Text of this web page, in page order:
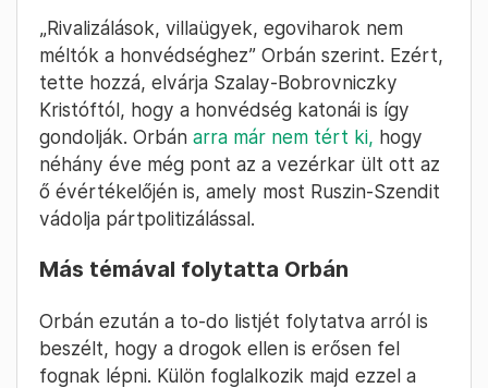
„Rivalizálások, villaügyek, egoviharok nem
méltók a honvédséghez” Orbán szerint. Ezért,
tette hozzá, elvárja Szalay-Bobrovniczky
Kristóftól, hogy a honvédség katonái is így
gondolják. Orbán arra már nem tért ki, hogy
néhány éve még pont az a vezérkar ült ott az
ő évértékelőjén is, amely most Ruszin-Szendit
vádolja pártpolitizálással.
Más témával folytatta Orbán
Orbán ezután a to-do listjét folytatva arról is
beszélt, hogy a drogok ellen is erősen fel
fognak lépni. Külön foglalkozik majd ezzel a